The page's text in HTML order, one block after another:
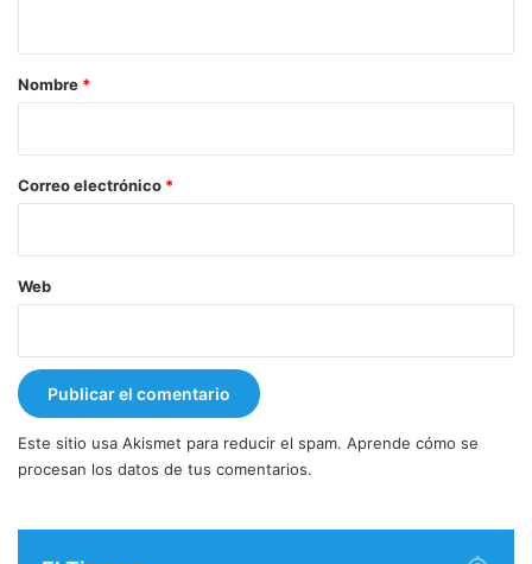
r
*
Nombre *
Correo electrónico *
Web
Este sitio usa Akismet para reducir el spam. Aprende cómo se
procesan los datos de tus comentarios.